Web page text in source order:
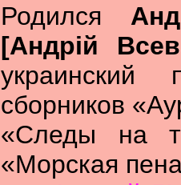
Родился
[Андрiй
украинский
сборников
«Следы на
«Морская